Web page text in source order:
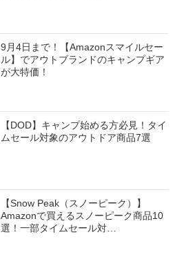
9月4日まで！【Amazonスマイルセー
ル】でアウトブランドのキャンプギア
が大特価！
【DOD】キャンプ始める方必見！タイ
ムセール対象のアウトドア商品7選
【Snow Peak（スノーピーク）】
Amazonで買えるスノーピーク商品10
選！一部タイムセール対…